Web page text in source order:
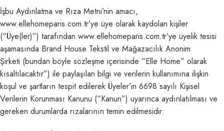
İşbu Aydınlatma ve Rıza Metni’nin amacı,
www.ellehomeparis.com.tr’ye üye olarak kaydolan kişiler
(“Üye(ler)”) tarafından www.ellehomeparis.com.tr’ye üyelik tesisi
aşamasında Brand House Tekstil ve Mağazacılık Anonim
Şirketi (bundan böyle sözleşme içerisinde “Elle Home” olarak
kısaltılacaktır”) ile paylaşılan bilgi ve verilerin kullanımına ilişkin
koşul ve şartların tespit edilerek Üyeler’in 6698 sayılı Kişisel
Verilerin Korunması Kanunu (“Kanun”) uyarınca aydınlatılması ve
gereken durumlarda rızalarının temin edilmesidir.